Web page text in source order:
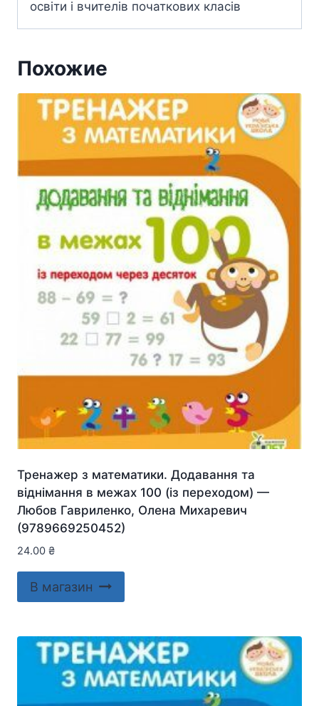
освіти і вчителів початкових класів
Похожие
Тренажер з математики. Додавання та
віднімання в межах 100 (із переходом) —
Любов Гавриленко, Олена Михаревич
(9789669250452)
24.00 ₴
В магазин